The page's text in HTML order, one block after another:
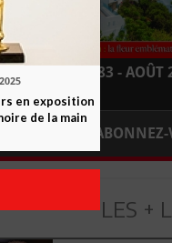
LEADERS N° 183 -
ABONNEZ-
LES +
en exposition
de la main